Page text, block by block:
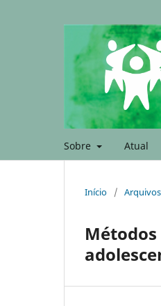
Sobre Atual
Início / Arquivos